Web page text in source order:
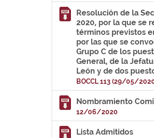
Resolución de la
2020, por la que se
términos previstos
por las que se
Grupo C de los
General, de la
León y de dos
BOCCL 113 (29/05/
Nombramiento
12/06/2020
Lista Admitidos